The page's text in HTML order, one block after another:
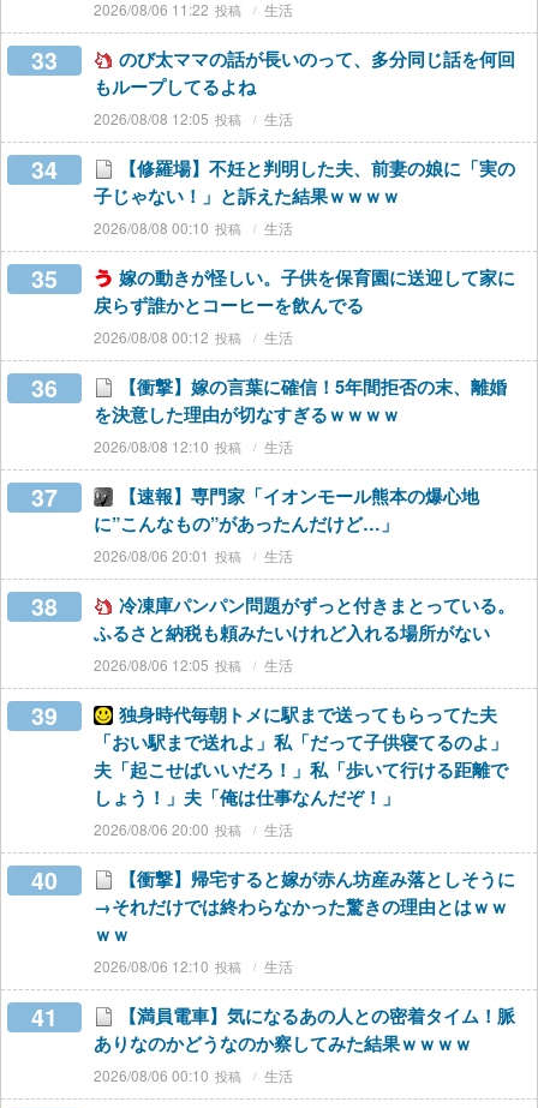
2026/08/06 11:22 生活
33
のび太ママの話が長いのって、多分同じ話を何回
もループしてるよね
2026/08/08 12:05 生活
34
【修羅場】不妊と判明した夫、前妻の娘に「実の
子じゃない！」と訴えた結果ｗｗｗｗ
2026/08/08 00:10 生活
35
嫁の動きが怪しい。子供を保育園に送迎して家に
戻らず誰かとコーヒーを飲んでる
2026/08/08 00:12 生活
36
【衝撃】嫁の言葉に確信！5年間拒否の末、離婚
を決意した理由が切なすぎるｗｗｗｗ
2026/08/08 12:10 生活
37
【速報】専門家「イオンモール熊本の爆心地
に”こんなもの”があったんだけど…」
2026/08/06 20:01 生活
38
冷凍庫パンパン問題がずっと付きまとっている。
ふるさと納税も頼みたいけれど入れる場所がない
2026/08/06 12:05 生活
39
独身時代毎朝トメに駅まで送ってもらってた夫
「おい駅まで送れよ」私「だって子供寝てるのよ」
夫「起こせばいいだろ！」私「歩いて行ける距離で
しょう！」夫「俺は仕事なんだぞ！」
2026/08/06 20:00 生活
40
【衝撃】帰宅すると嫁が赤ん坊産み落としそうに
→それだけでは終わらなかった驚きの理由とはｗｗ
ｗｗ
2026/08/06 12:10 生活
41
【満員電車】気になるあの人との密着タイム！脈
ありなのかどうなのか察してみた結果ｗｗｗｗ
2026/08/06 00:10 生活